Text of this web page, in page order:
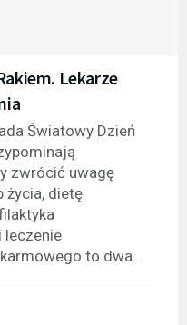
Lekarze
Światowy Dzień
zwrócić uwagę
życia, dietę
leczenie
to dwa...